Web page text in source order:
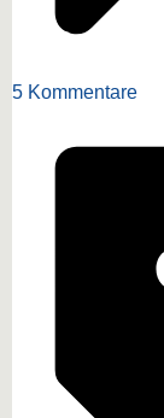
5 Kommentare